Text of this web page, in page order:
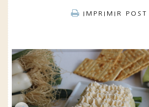
IMPRIMIR POST